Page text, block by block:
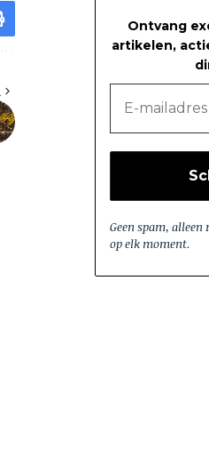
Ontvang
artikelen,
Geen spam,
op elk moment.